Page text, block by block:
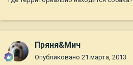
Пряня&Мич
Опубликовано 21 марта, 2013